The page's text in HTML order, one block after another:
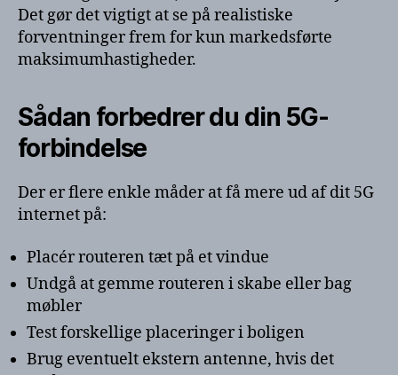
Det gør det vigtigt at se på realistiske
forventninger frem for kun markedsførte
maksimumhastigheder.
Sådan forbedrer du din 5G-
forbindelse
Der er flere enkle måder at få mere ud af dit 5G
internet på:
Placér routeren tæt på et vindue
Undgå at gemme routeren i skabe eller bag
møbler
Test forskellige placeringer i boligen
Brug eventuelt ekstern antenne, hvis det